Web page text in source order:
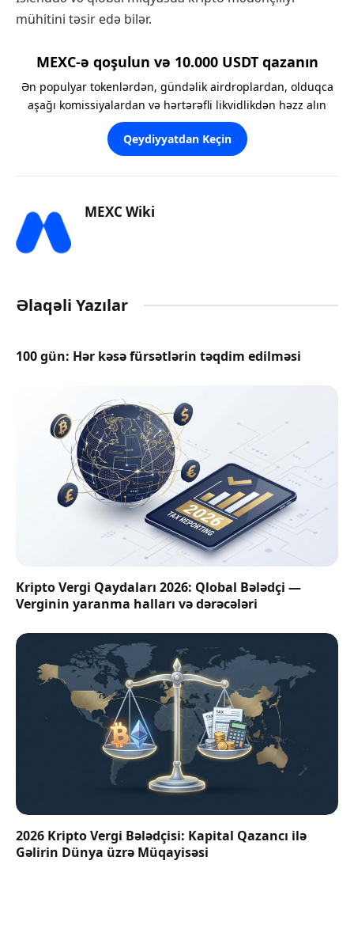
mühitini təsir edə bilər.
MEXC-ə qoşulun və 10.000 USDT qazanın
Ən populyar tokenlərdən, gündəlik airdroplardan, olduqca
aşağı komissiyalardan və hərtərəfli likvidlikdən həzz alın
Qeydiyyatdan Keçin
MEXC Wiki
Əlaqəli Yazılar
100 gün: Hər kəsə fürsətlərin təqdim edilməsi
Kripto Vergi Qaydaları 2026: Qlobal Bələdçi —
Verginin yaranma halları və dərəcələri
2026 Kripto Vergi Bələdçisi: Kapital Qazancı ilə
Gəlirin Dünya üzrə Müqayisəsi